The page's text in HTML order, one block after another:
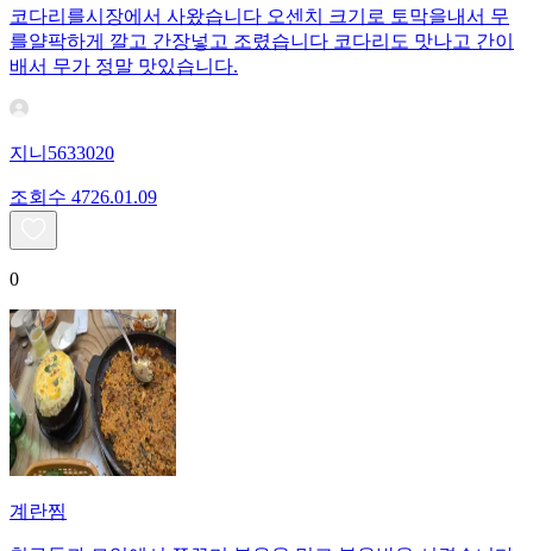
코다리를시장에서 사왔습니다 오센치 크기로 토막을내서 무
를얄팍하게 깔고 간장넣고 조렸습니다 코다리도 맛나고 간이
배서 무가 정말 맛있습니다.
지니5633020
조회수 4726.01.09
0
계란찜